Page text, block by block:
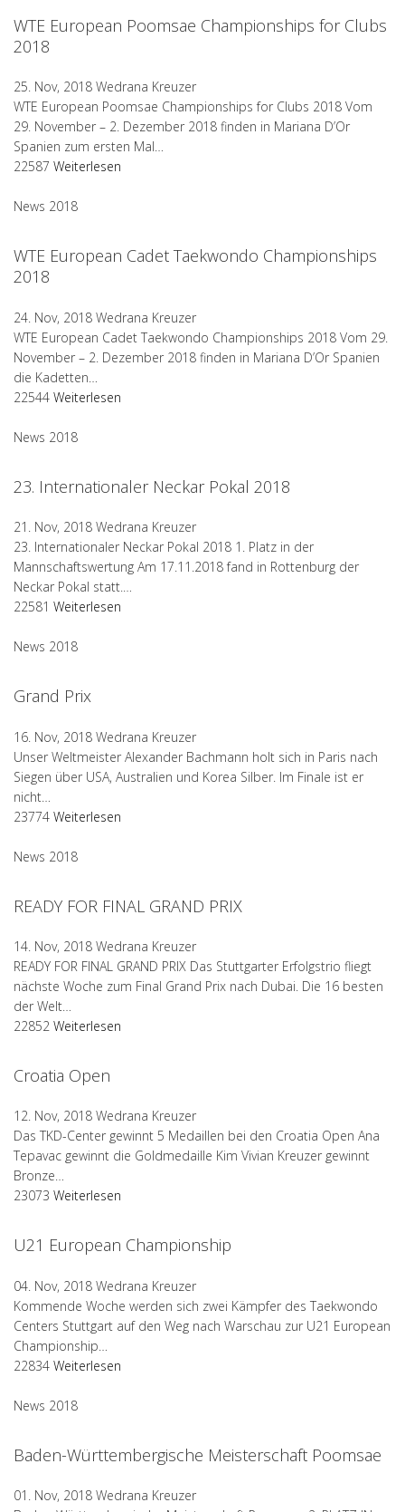
WTE European Poomsae Championships for Clubs
2018
25. Nov, 2018 Wedrana Kreuzer
WTE European Poomsae Championships for Clubs 2018 Vom
29. November – 2. Dezember 2018 finden in Mariana D’Or
Spanien zum ersten Mal…
22587 Weiterlesen
News 2018
WTE European Cadet Taekwondo Championships
2018
24. Nov, 2018 Wedrana Kreuzer
WTE European Cadet Taekwondo Championships 2018 Vom 29.
November – 2. Dezember 2018 finden in Mariana D’Or Spanien
die Kadetten…
22544 Weiterlesen
News 2018
23. Internationaler Neckar Pokal 2018
21. Nov, 2018 Wedrana Kreuzer
23. Internationaler Neckar Pokal 2018 1. Platz in der
Mannschaftswertung Am 17.11.2018 fand in Rottenburg der
Neckar Pokal statt.…
22581 Weiterlesen
News 2018
Grand Prix
16. Nov, 2018 Wedrana Kreuzer
Unser Weltmeister Alexander Bachmann holt sich in Paris nach
Siegen über USA, Australien und Korea Silber. Im Finale ist er
nicht…
23774 Weiterlesen
News 2018
READY FOR FINAL GRAND PRIX
14. Nov, 2018 Wedrana Kreuzer
READY FOR FINAL GRAND PRIX Das Stuttgarter Erfolgstrio fliegt
nächste Woche zum Final Grand Prix nach Dubai. Die 16 besten
der Welt…
22852 Weiterlesen
Croatia Open
12. Nov, 2018 Wedrana Kreuzer
Das TKD-Center gewinnt 5 Medaillen bei den Croatia Open Ana
Tepavac gewinnt die Goldmedaille Kim Vivian Kreuzer gewinnt
Bronze…
23073 Weiterlesen
U21 European Championship
04. Nov, 2018 Wedrana Kreuzer
Kommende Woche werden sich zwei Kämpfer des Taekwondo
Centers Stuttgart auf den Weg nach Warschau zur U21 European
Championship…
22834 Weiterlesen
News 2018
Baden-Württembergische Meisterschaft Poomsae
01. Nov, 2018 Wedrana Kreuzer